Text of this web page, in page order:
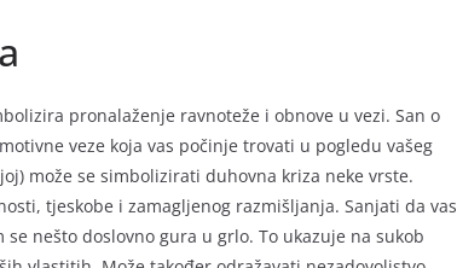
pronalaženje ravnoteže i obnove u vezi. San o
veze koja vas počinje trovati u pogledu vašeg
može se simbolizirati duhovna kriza neke vrste.
tjeskobe i zamagljenog razmišljanja. Sanjati da vas
nešto doslovno gura u grlo. To ukazuje na sukob